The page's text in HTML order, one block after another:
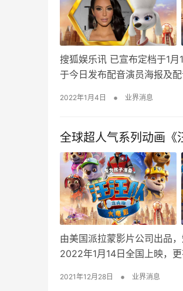
搜狐娱乐讯 已宣布定档于1
于今日发布配音演员海报及
2022年1月4日 • 业界消息
全球超人气系列动画《
由美国派拉蒙影片公司出品
2022年1月14日全国上映，
2021年12月28日 • 业界消息